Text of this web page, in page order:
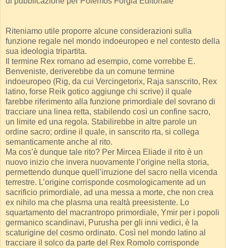
Riteniamo utile proporre alcune considerazioni sulla
funzione regale nel mondo indoeuropeo e nel contesto della
sua ideologia tripartita.
Il termine Rex romano ad esempio, come vorrebbe E.
Benveniste, deriverebbe da un comune termine
indoeuropeo (Rig, da cui Vercingetorix, Raja sanscrito, Rex
latino, forse Reik gotico aggiunge chi scrive) il quale
farebbe riferimento alla funzione primordiale del sovrano di
tracciare una linea retta, stabilendo così un confine sacro,
un limite ed una regola. Stabilirebbe in altre parole un
ordine sacro; ordine il quale, in sanscrito rta, si collega
semanticamente anche al rito.
Ma cos’è dunque tale rito? Per Mircea Eliade il rito è un
nuovo inizio che invera nuovamente l’origine nella storia,
permettendo dunque quell’irruzione del sacro nella vicenda
terrestre. L’origine corrisponde cosmologicamente ad un
sacrificio primordiale, ad una messa a morte, che non crea
ex nihilo ma che plasma una realtà preesistente. Lo
squartamento del macrantropo primordiale, Ymir per i popoli
germanico scandinavi, Purusha per gli inni vedici, è la
scaturigine del cosmo ordinato. Così nel mondo latino al
tracciare il solco da parte del Rex Romolo corrisponde